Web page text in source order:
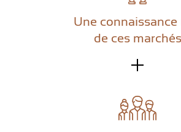
CONTACT
Une connaissance
de ces marchés